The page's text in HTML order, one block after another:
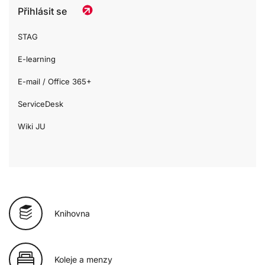
Přihlásit se
STAG
E-learning
E-mail / Office 365+
ServiceDesk
Wiki JU
Knihovna
Koleje a menzy